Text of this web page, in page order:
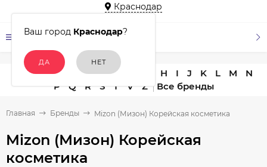
Краснодар
Ваш город Краснодар?
КАТАЛОГ ТОВАРОВ
A C D E H I J K L M
N
P
Q R S T V Z
Главная Бренды Mizon (Мизон) Корейская косметика
Mizon (Мизон) Корейская
косметика